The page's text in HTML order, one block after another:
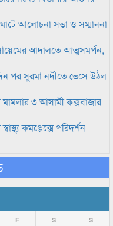
আলোচনা সভা ও সম্মাননা
আদালতে আত্মসমর্পন,
পর সুরমা নদীতে ভেসে উঠল
মামলার ৩ আসামী কক্সবাজার
কমপ্লেক্সে পরিদর্শন
F S S